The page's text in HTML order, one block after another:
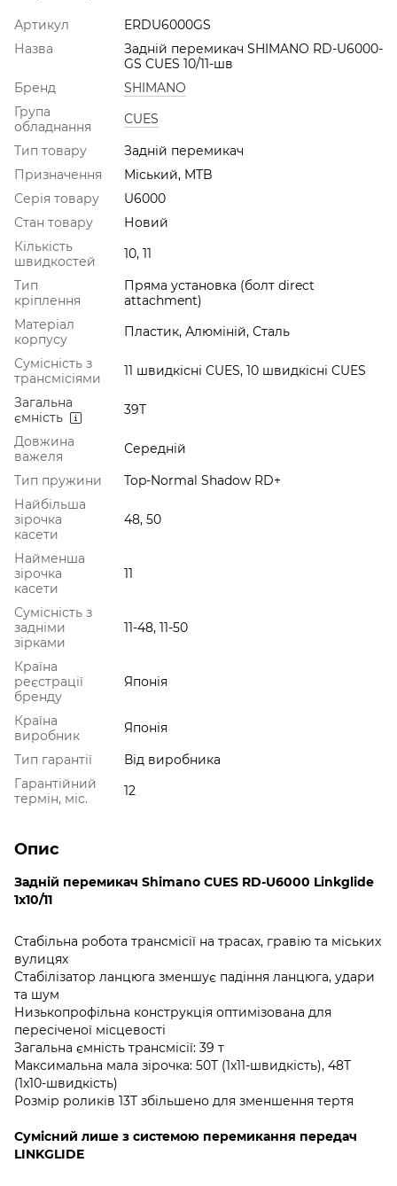
Артикул
ERDU6000GS
Назва
Задній перемикач SHIMANO RD-U6000-
GS CUES 10/11-шв
Бренд
SHIMANO
Група
обладнання
CUES
Тип товару
Задній перемикач
Призначення
Міський, MTB
Серія товару
U6000
Стан товару
Новий
Кількість
швидкостей
10, 11
Тип
кріплення
Пряма установка (болт direct
attachment)
Матеріал
корпусу
Пластик, Алюміній, Сталь
Сумісність з
трансмісіями
11 швидкісні CUES, 10 швидкісні CUES
Загальна
ємність
39T
Довжина
важеля
Середній
Тип пружини
Top-Normal Shadow RD+
Найбільша
зірочка
касети
48, 50
Найменша
зірочка
касети
11
Сумісність з
задніми
зірками
11-48, 11-50
Країна
реєстрації
бренду
Японія
Країна
виробник
Японія
Тип гарантії
Від виробника
Гарантійний
термін, міс.
12
Опис
Задній перемикач Shimano CUES RD-U6000 Linkglide
1x10/11
Стабільна робота трансмісії на трасах, гравію та міських
вулицях
Стабілізатор ланцюга зменшує падіння ланцюга, удари
та шум
Низькопрофільна конструкція оптимізована для
пересіченої місцевості
Загальна ємність трансмісії: 39 т
Максимальна мала зірочка: 50T (1x11-швидкість), 48T
(1x10-швидкість)
Розмір роликів 13T збільшено для зменшення тертя
Сумісний лише з системою перемикання передач
LINKGLIDE